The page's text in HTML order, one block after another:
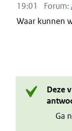
19:01
Forum:
Waar kunnen
Deze
Ga